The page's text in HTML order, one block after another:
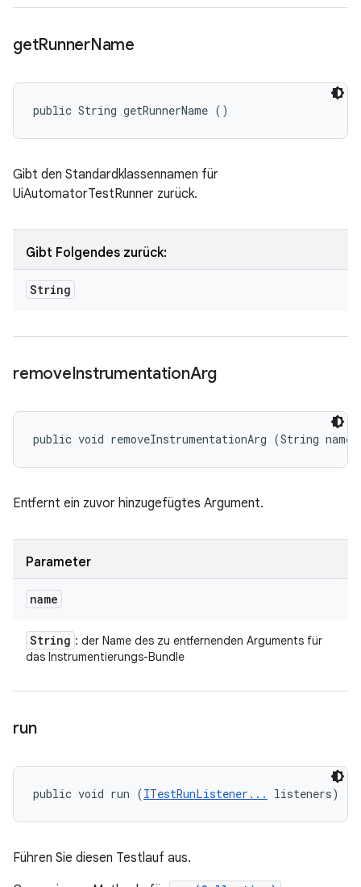
getRunnerName
public String getRunnerName ()
Gibt den Standardklassennamen für
UiAutomatorTestRunner zurück.
Gibt Folgendes zurück:
String
removeInstrumentationArg
public void removeInstrumentationArg (String name)
Entfernt ein zuvor hinzugefügtes Argument.
Parameter
name
String : der Name des zu entfernenden Arguments für
das Instrumentierungs-Bundle
run
public void run (ITestRunListener... listeners)
Führen Sie diesen Testlauf aus.